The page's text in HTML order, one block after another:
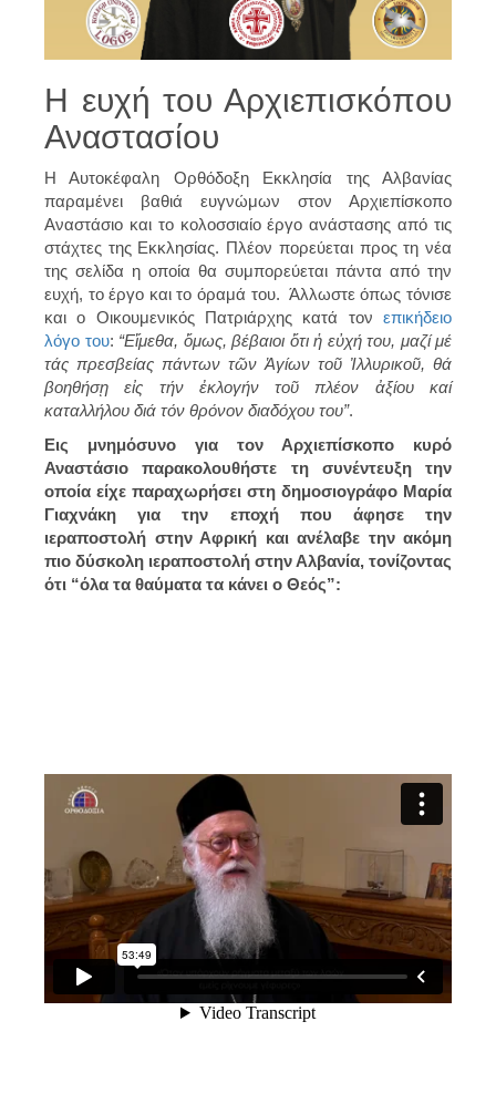
Η ευχή του Αρχιεπισκόπου
Αναστασίου
Η Αυτοκέφαλη Ορθόδοξη Εκκλησία της Αλβανίας
παραμένει βαθιά ευγνώμων στον Αρχιεπίσκοπο
Αναστάσιο και το κολοσσιαίο έργο ανάστασης από τις
στάχτες της Εκκλησίας. Πλέον πορεύεται προς τη νέα
της σελίδα η οποία θα συμπορεύεται πάντα από την
ευχή, το έργο και το όραμά του. Άλλωστε όπως τόνισε
και ο Οικουμενικός Πατριάρχης κατά τον επικήδειο
λόγο του: “Εἴμεθα, ὅμως, βέβαιοι ὅτι ἡ εὐχή του, μαζί μέ
τάς πρεσβείας πάντων τῶν Ἁγίων τοῦ Ἰλλυρικοῦ, θά
βοηθήσῃ εἰς τήν ἐκλογήν τοῦ πλέον ἀξίου καί
καταλλήλου διά τόν θρόνον διαδόχου του”.
Εις μνημόσυνο για τον Αρχιεπίσκοπο κυρό
Αναστάσιο παρακολουθήστε τη συνέντευξη την
οποία είχε παραχωρήσει στη δημοσιογράφο Μαρία
Γιαχνάκη για την εποχή που άφησε την
ιεραποστολή στην Αφρική και ανέλαβε την ακόμη
πιο δύσκολη ιεραποστολή στην Αλβανία, τονίζοντας
ότι “όλα τα θαύματα τα κάνει ο Θεός”: